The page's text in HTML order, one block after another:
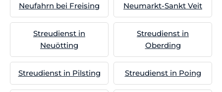
Neufahrn bei Freising
Neumarkt-Sankt Veit
Streudienst in
Neuötting
Streudienst in
Oberding
Streudienst in Pilsting Streudienst in Poing